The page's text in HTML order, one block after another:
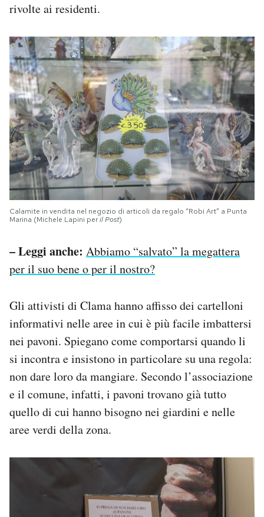
rivolte ai residenti.
Calamite in vendita nel negozio di articoli da regalo “Robi Art” a Punta
Marina (Michele Lapini peril Post)
– Leggi anche: Abbiamo “salvato” la megattera
per il suo bene o per il nostro?
Gli attivisti di Clama hanno affisso dei cartelloni
informativi nelle aree in cui è più facile imbattersi
nei pavoni. Spiegano come comportarsi quando li
si incontra e insistono in particolare su una regola:
non dare loro da mangiare. Secondo l’associazione
e il comune, infatti, i pavoni trovano già tutto
quello di cui hanno bisogno nei giardini e nelle
aree verdi della zona.